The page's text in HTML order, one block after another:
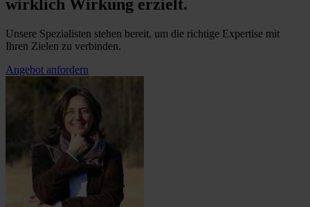
wirklich Wirkung erzielt.
Unsere Spezialisten stehen bereit, um die richtige Expertise mit
Ihren Zielen zu verbinden.
Angebot anfordern